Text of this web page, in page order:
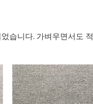
습니다. 가벼우면서도